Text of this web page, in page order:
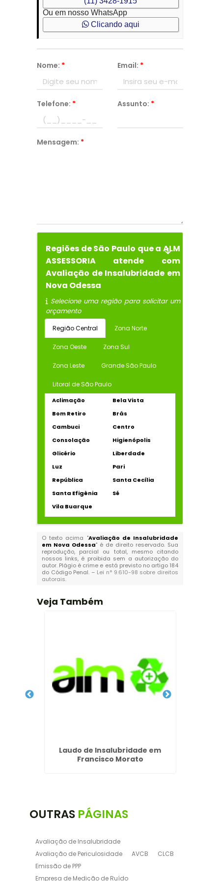
Ou em nosso WhatsApp
Clicando aqui
Nome: * Email: *
Telefone: * Assunto: *
Mensagem: *
Regiões de São Paulo que a ALM
ASSESSORIA atende com
Avaliação de Insalubridade em
Nova Odessa
Selecione uma região para solicitar um
orçamento
Região Central Zona Norte
Zona Oeste Zona Sul
Zona Leste Grande São Paulo
Litoral de São Paulo
Aclimação
Bela Vista
Bom Retiro
Brás
Cambuci
Centro
Consolação
Higienópolis
Glicério
Liberdade
Luz
Pari
República
Santa Cecília
Santa Efigênia
Sé
Vila Buarque
O texto acima "Avaliação de Insalubridade
em Nova Odessa" é de direito reservado. Sua
reprodução, parcial ou total, mesmo citando
nossos links, é proibida sem a autorização do
autor. Plágio é crime e está previsto no artigo 184
do Código Penal. – Lei n° 9.610-98 sobre direitos
autorais.
Veja Também
Laudo de Insalubridade em
Francisco Morato
OUTRAS PÁGINAS
Avaliação de Insalubridade
Avaliação de Periculosidade
AVCB
CLCB
Emissão de PPP
Empresa de Medição de Ruído